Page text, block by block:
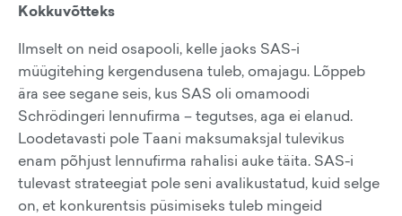
Kokkuvõtteks
Ilmselt on neid osapooli, kelle jaoks SAS-i
müügitehing kergendusena tuleb, omajagu. Lõppeb
ära see segane seis, kus SAS oli omamoodi
Schrödingeri lennufirma – tegutses, aga ei elanud.
Loodetavasti pole Taani maksumaksjal tulevikus
enam põhjust lennufirma rahalisi auke täita. SAS-i
tulevast strateegiat pole seni avalikustatud, kuid selge
on, et konkurentsis püsimiseks tuleb mingeid